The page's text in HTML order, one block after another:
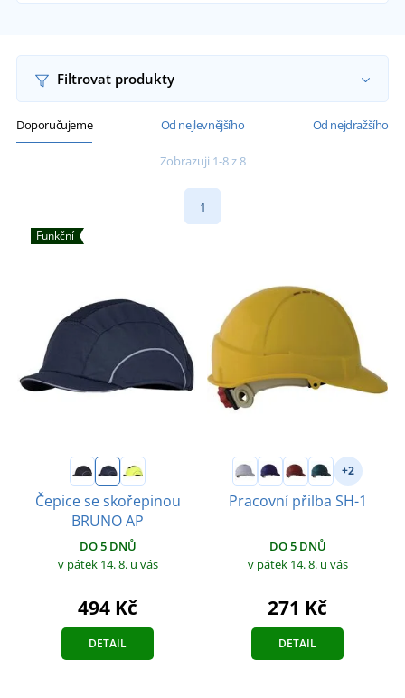
Filtrovat produkty
Doporučujeme Od nejlevnějšího Od nejdražšího
Zobrazuji 1-8 z 8
1
Funkční
Čepice se skořepinou
BRUNO AP
DO 5 DNŮ
v pátek 14. 8. u vás
494 Kč
DETAIL
+2
Pracovní přilba SH-1
DO 5 DNŮ
v pátek 14. 8. u vás
271 Kč
DETAIL